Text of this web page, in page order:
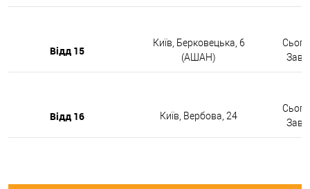
Відд 15
Київ, Берковецька, 6
(АШАН)
Відд 16 Київ, Вербова, 24